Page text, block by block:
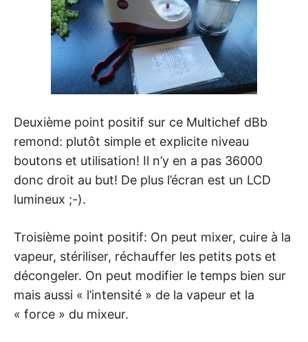
Deuxième point positif sur ce Multichef dBb
remond: plutôt simple et explicite niveau
boutons et utilisation! Il n’y en a pas 36000
donc droit au but! De plus l’écran est un LCD
lumineux ;-).
Troisième point positif: On peut mixer, cuire à la
vapeur, stériliser, réchauffer les petits pots et
décongeler. On peut modifier le temps bien sur
mais aussi « l’intensité » de la vapeur et la
« force » du mixeur.